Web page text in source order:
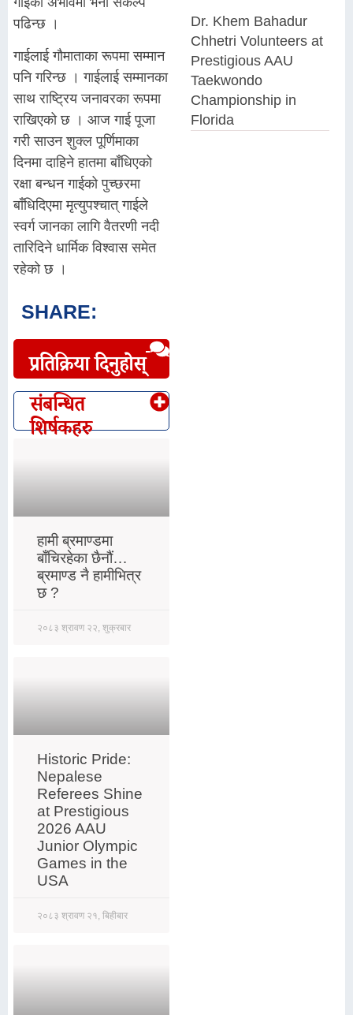
पढिन्छ ।
गाईलाई गौमाताका रूपमा सम्मान
पनि गरिन्छ । गाईलाई सम्मानका
साथ राष्ट्रिय जनावरका रूपमा
राखिएको छ । आज गाई पूजा
गरी साउन शुक्ल पूर्णिमाका
दिनमा दाहिने हातमा बाँधिएको
रक्षा बन्धन गाईको पुच्छरमा
बाँधिदिएमा मृत्युपश्चात् गाईले
स्वर्ग जानका लागि वैतरणी नदी
तारिदिने धार्मिक विश्वास समेत
रहेको छ ।
SHARE:
प्रतिक्रिया दिनुहोस्
संबन्धित
शिर्षकहरु
हामी ब्रमाण्डमा
बाँचिरहेका छैनौं…
ब्रमाण्ड नै हामीभित्र
छ ?
२०८३ श्रावण २२, शुक्रबार
Historic Pride:
Nepalese
Referees Shine
at Prestigious
2026 AAU
Junior Olympic
Games in the
USA
२०८३ श्रावण २१, बिहीबार
Dr. Khem Bahadur
Chhetri Volunteers at
Prestigious AAU
Taekwondo
Championship in
Florida